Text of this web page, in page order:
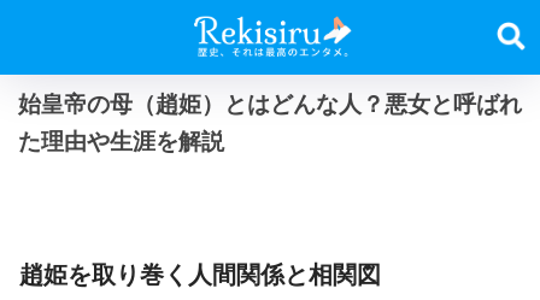
始皇帝の母（趙姫）とはどんな人？悪女と呼ばれ
た理由や生涯を解説
趙姫を取り巻く人間関係と相関図